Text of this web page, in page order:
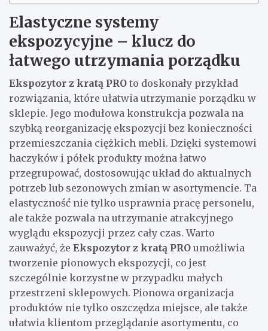
Elastyczne systemy
ekspozycyjne – klucz do
łatwego utrzymania porządku
Ekspozytor z kratą PRO to doskonały przykład
rozwiązania, które ułatwia utrzymanie porządku w
sklepie. Jego modułowa konstrukcja pozwala na
szybką reorganizację ekspozycji bez konieczności
przemieszczania ciężkich mebli. Dzięki systemowi
haczyków i półek produkty można łatwo
przegrupować, dostosowując układ do aktualnych
potrzeb lub sezonowych zmian w asortymencie. Ta
elastyczność nie tylko usprawnia pracę personelu,
ale także pozwala na utrzymanie atrakcyjnego
wyglądu ekspozycji przez cały czas. Warto
zauważyć, że Ekspozytor z kratą PRO umożliwia
tworzenie pionowych ekspozycji, co jest
szczególnie korzystne w przypadku małych
przestrzeni sklepowych. Pionowa organizacja
produktów nie tylko oszczędza miejsce, ale także
ułatwia klientom przeglądanie asortymentu, co